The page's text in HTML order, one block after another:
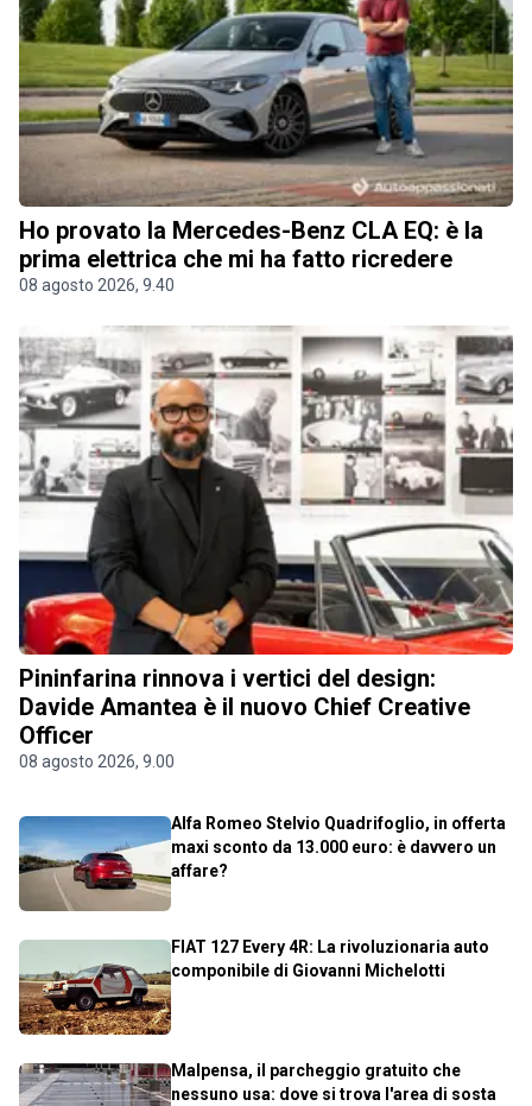
Ho provato la Mercedes-Benz CLA EQ: è la
prima elettrica che mi ha fatto ricredere
08 agosto 2026, 9.40
Pininfarina rinnova i vertici del design:
Davide Amantea è il nuovo Chief Creative
Officer
08 agosto 2026, 9.00
Alfa Romeo Stelvio Quadrifoglio, in offerta
maxi sconto da 13.000 euro: è davvero un
affare?
FIAT 127 Every 4R: La rivoluzionaria auto
componibile di Giovanni Michelotti
Malpensa, il parcheggio gratuito che
nessuno usa: dove si trova l'area di sosta